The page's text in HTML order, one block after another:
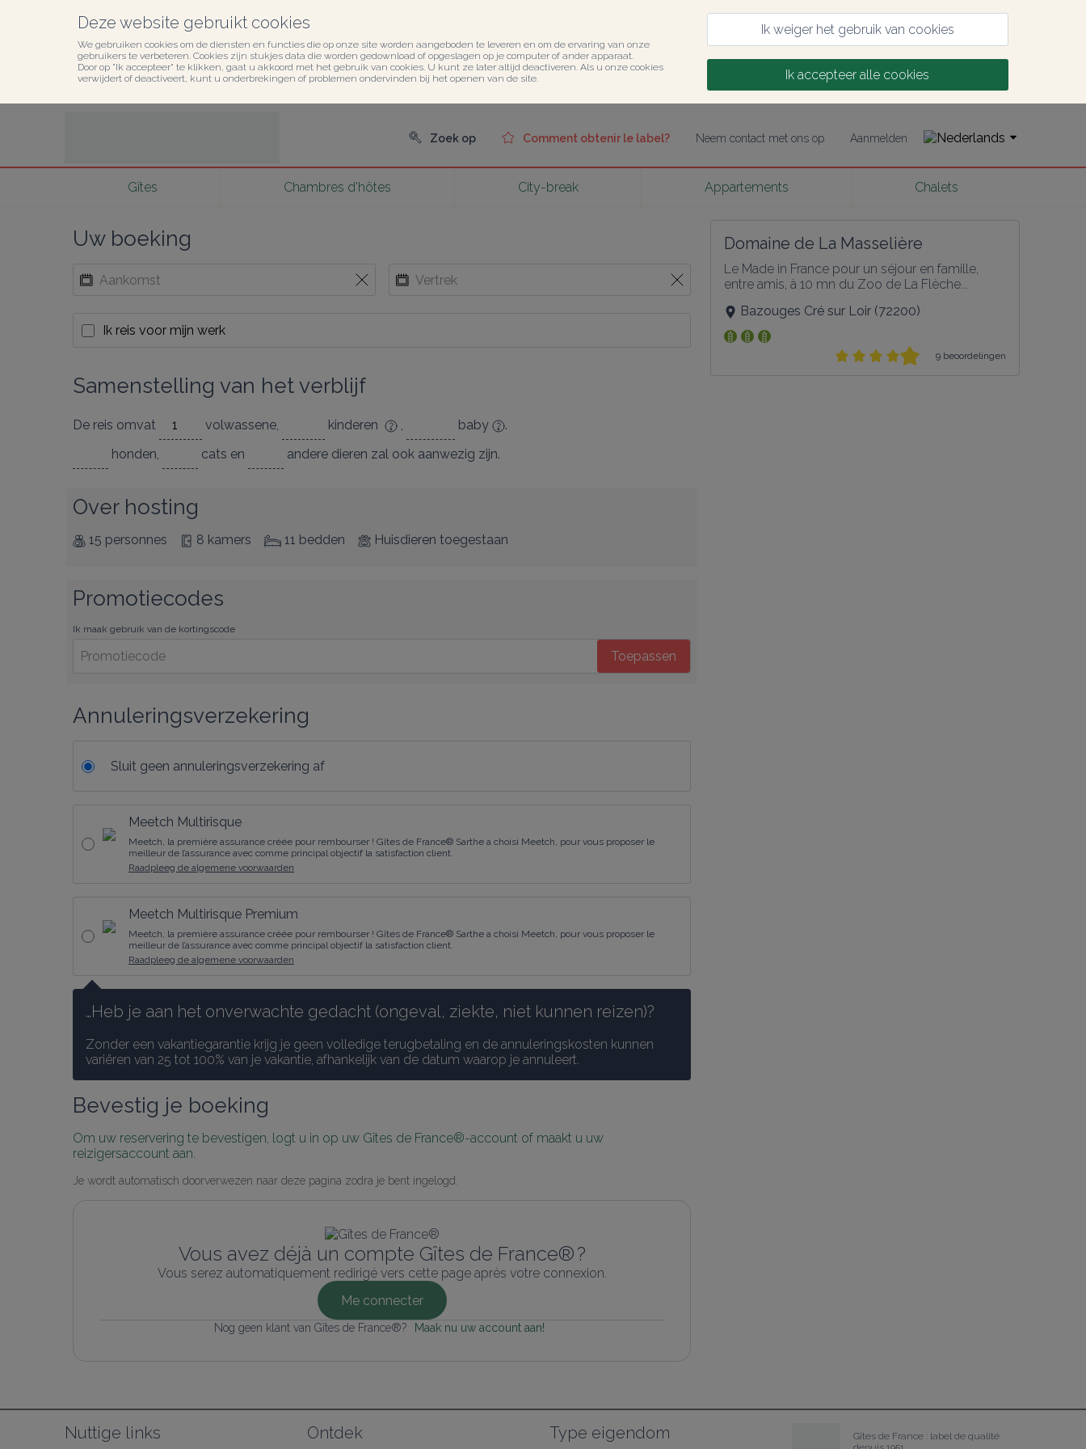
Deze website gebruikt cookies
We gebruiken cookies om de diensten en functies die op onze site worden aangeboden te leveren en om de ervaring van onze
gebruikers te verbeteren. Cookies zijn stukjes data die worden gedownload of opgeslagen op je computer of ander apparaat.
Door op "Ik accepteer" te klikken, gaat u akkoord met het gebruik van cookies. U kunt ze later altijd deactiveren. Als u onze cookies
verwijdert of deactiveert, kunt u onderbrekingen of problemen ondervinden bij het openen van de site.
Ik weiger het gebruik van cookies
Ik accepteer alle cookies
Zoek op Comment obtenir le label? Neem contact met ons op Aanmelden
Gîtes Chambres d'hôtes City-break Appartements Chalets
Uw boeking
Ik reis voor mijn werk
Samenstelling van het verblijf
De reis omvat volwassene, kinderen , baby
.
honden, cats en andere dieren zal ook aanwezig zijn.
Over hosting
15 personnes 8 kamers 11 bedden Huisdieren toegestaan
Promotiecodes
Ik maak gebruik van de kortingscode
Toepassen
Annuleringsverzekering
Sluit geen annuleringsverzekering af
Meetch Multirisque
Meetch, la première assurance créée pour rembourser ! Gîtes de France® Sarthe a choisi Meetch, pour vous proposer le
meilleur de l’assurance avec comme principal objectif la satisfaction client.
Raadpleeg de algemene voorwaarden
Meetch Multirisque Premium
Meetch, la première assurance créée pour rembourser ! Gîtes de France® Sarthe a choisi Meetch, pour vous proposer le
meilleur de l’assurance avec comme principal objectif la satisfaction client.
Raadpleeg de algemene voorwaarden
…Heb je aan het onverwachte gedacht (ongeval, ziekte, niet kunnen reizen)?
Zonder een vakantiegarantie krijg je geen volledige terugbetaling en de annuleringskosten kunnen
variëren van 25 tot 100% van je vakantie, afhankelijk van de datum waarop je annuleert.
Bevestig je boeking
Om uw reservering te bevestigen, logt u in op uw Gîtes de France®-account of maakt u uw
reizigersaccount aan.
Je wordt automatisch doorverwezen naar deze pagina zodra je bent ingelogd.
Vous avez déjà un compte Gîtes de France® ?
Vous serez automatiquement redirigé vers cette page après votre connexion.
Me connecter
Nog geen klant van Gîtes de France®? Maak nu uw account aan!
Domaine de La Masselière
Le Made in France pour un séjour en famille,
entre amis, à 10 mn du Zoo de La Flèche...
Bazouges Cré sur Loir (72200)
9 beoordelingen
Nuttige links Ontdek Type eigendom
Gîtes de France : label de qualité